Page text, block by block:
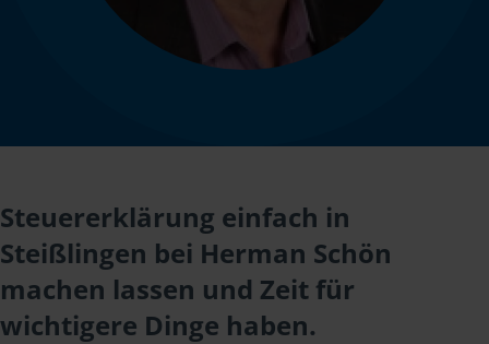
Steuererklärung einfach in
Steißlingen bei Herman Schön
machen lassen und Zeit für
wichtigere Dinge haben.